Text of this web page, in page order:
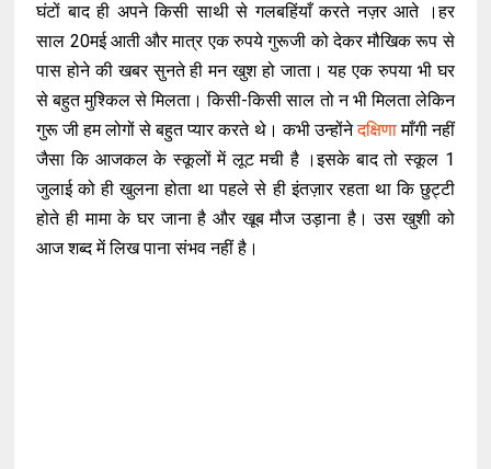
घंटों बाद ही अपने किसी साथी से गलबहिंयाँ करते नज़र आते ।हर
साल 20मई आती और मात्र एक रुपये गुरूजी को देकर मौखिक रूप से
पास होने की खबर सुनते ही मन खुश हो जाता। यह एक रुपया भी घर
से बहुत मुश्किल से मिलता। किसी-किसी साल तो न भी मिलता लेकिन
गुरू जी हम लोगों से बहुत प्यार करते थे। कभी उन्होंनेदक्षिणामाँगी नहीं
जैसा कि आजकल के स्कूलों में लूट मची है ।इसके बाद तो स्कूल 1
जुलाई को ही खुलना होता था पहले से ही इंतज़ार रहता था कि छुट्टी
होते ही मामा के घर जाना है और खूब मौज उड़ाना है। उस खुशी को
आज शब्द में लिख पाना संभव नहीं है।